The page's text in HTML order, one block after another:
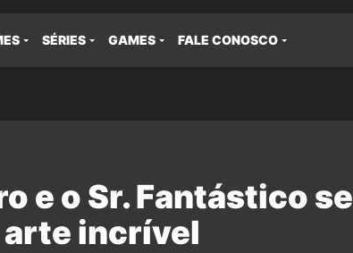
SÉRIES GAMES FALE CONOSCO
e o Sr. Fantástico se
incrível